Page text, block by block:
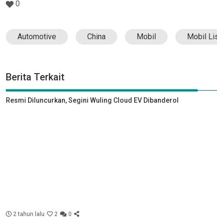
0
Automotive China Mobil Mobil
Berita Terkait
Resmi Diluncurkan, Segini Wuling Cloud EV Dibanderol
2 tahun lalu 2 0